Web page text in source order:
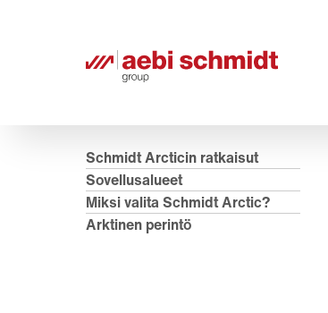
Schmidt Arcticin ratkaisut
Sovellusalueet
Miksi valita Schmidt Arctic?
Arktinen perintö